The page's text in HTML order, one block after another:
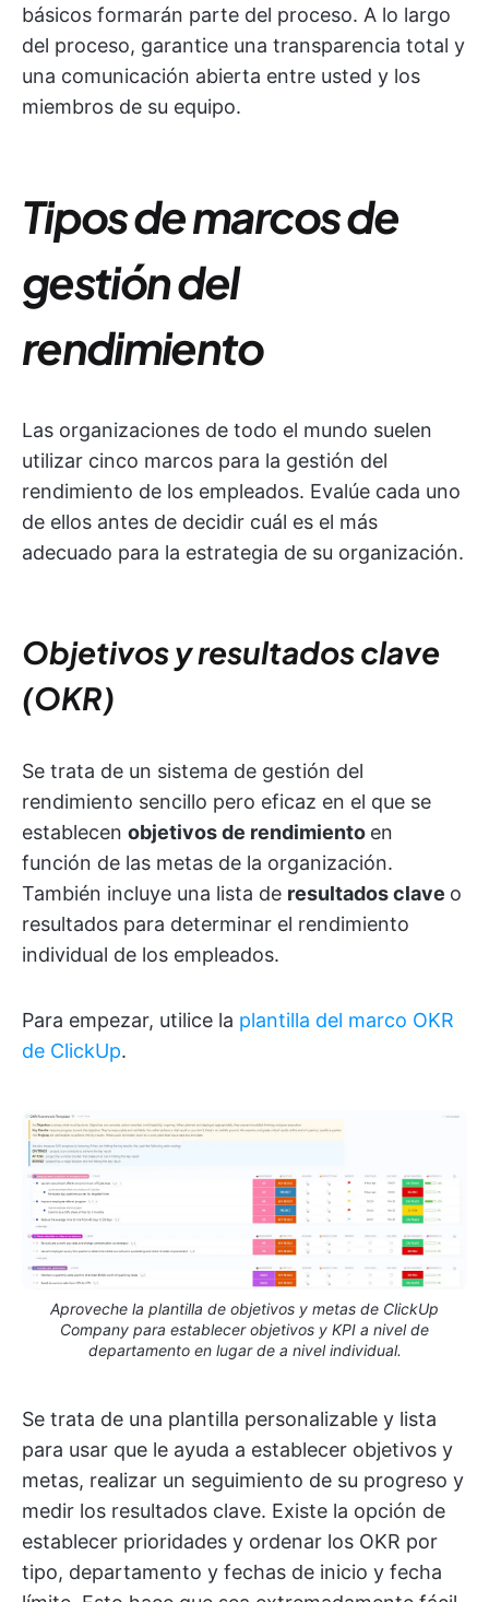
básicos formarán parte del proceso. A lo largo
del proceso, garantice una transparencia total y
una comunicación abierta entre usted y los
miembros de su equipo.
Tipos de marcos de
gestión del
rendimiento
Las organizaciones de todo el mundo suelen
utilizar cinco marcos para la gestión del
rendimiento de los empleados. Evalúe cada uno
de ellos antes de decidir cuál es el más
adecuado para la estrategia de su organización.
Objetivos y resultados clave
(OKR)
Se trata de un sistema de gestión del
rendimiento sencillo pero eficaz en el que se
establecen objetivos de rendimiento en
función de las metas de la organización.
También incluye una lista de resultados clave o
resultados para determinar el rendimiento
individual de los empleados.
Para empezar, utilice la plantilla del marco OKR
de ClickUp.
Aproveche la plantilla de objetivos y metas de ClickUp
Company para establecer objetivos y KPI a nivel de
departamento en lugar de a nivel individual.
Se trata de una plantilla personalizable y lista
para usar que le ayuda a establecer objetivos y
metas, realizar un seguimiento de su progreso y
medir los resultados clave. Existe la opción de
establecer prioridades y ordenar los OKR por
tipo, departamento y fechas de inicio y fecha